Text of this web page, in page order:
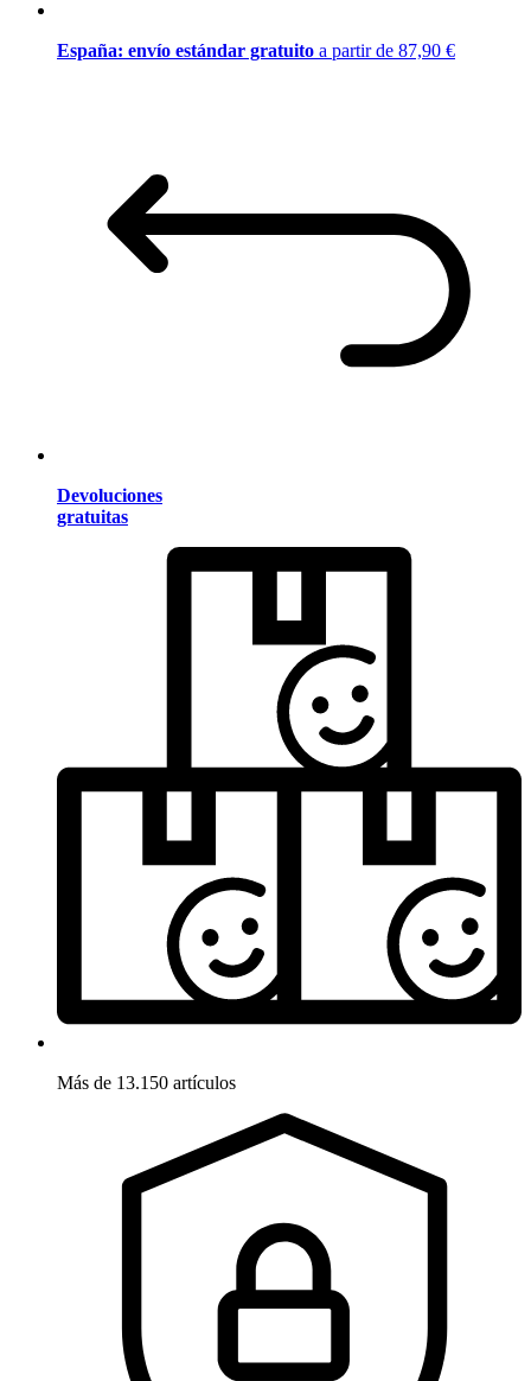
España: envío estándar gratuito a partir de 87,90 €
Devoluciones
gratuitas
Más de 13.150 artículos